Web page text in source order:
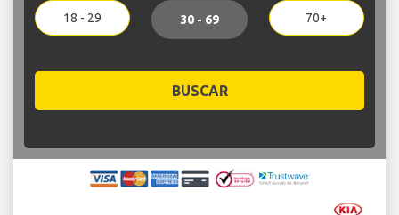
18 - 29 30 - 69 70+
BUSCAR